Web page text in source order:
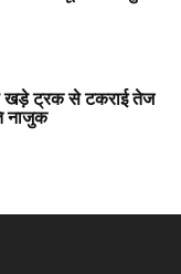
खड़े ट्रक से टकराई तेज
नाजुक